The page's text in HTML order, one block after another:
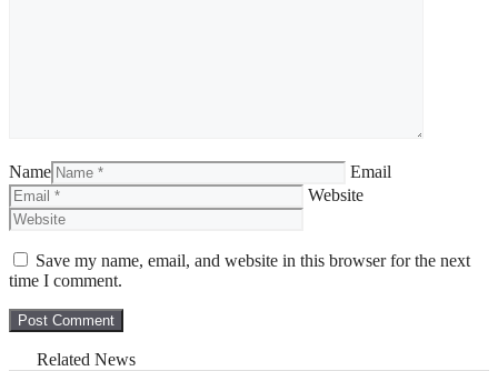
Name
Email
Website
Save my name, email, and website in this browser for the next
time I comment.
Related News